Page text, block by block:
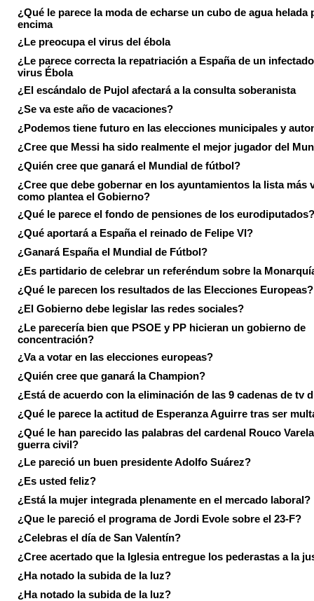
¿Qué le parece la moda de echarse un cubo de agua helada
encima
¿Le preocupa el virus del ébola
¿Le parece correcta la repatriación a España de un
virus Ébola
¿El escándalo de Pujol afectará a la consulta soberanista
¿Se va este año de vacaciones?
¿Podemos tiene futuro en las elecciones municipales y
¿Cree que Messi ha sido realmente el mejor jugador del
¿Quién cree que ganará el Mundial de fútbol?
¿Cree que debe gobernar en los ayuntamientos la lista más
como plantea el Gobierno?
¿Qué le parece el fondo de pensiones de los eurodiputados?
¿Qué aportará a España el reinado de Felipe VI?
¿Ganará España el Mundial de Fútbol?
¿Es partidario de celebrar un referéndum sobre la
¿Qué le parecen los resultados de las Elecciones Europeas?
¿El Gobierno debe legislar las redes sociales?
¿Le parecería bien que PSOE y PP hicieran un gobierno de
concentración?
¿Va a votar en las elecciones europeas?
¿Quién cree que ganará la Champion?
¿Está de acuerdo con la eliminación de las 9 cadenas de tv
¿Qué le parece la actitud de Esperanza Aguirre tras ser
¿Qué le han parecido las palabras del cardenal Rouco
guerra civil?
¿Le pareció un buen presidente Adolfo Suárez?
¿Es usted feliz?
¿Está la mujer integrada plenamente en el mercado laboral?
¿Que le pareció el programa de Jordi Evole sobre el 23-F?
¿Celebras el día de San Valentín?
¿Cree acertado que la Iglesia entregue los pederastas a la
¿Ha notado la subida de la luz?
¿Ha notado la subida de la luz?